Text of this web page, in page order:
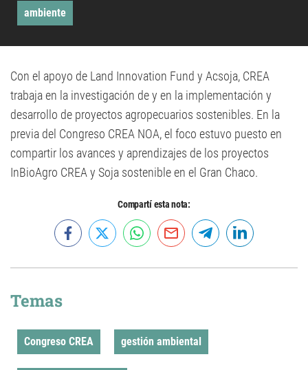
ambiente
Con el apoyo de Land Innovation Fund y Acsoja, CREA
trabaja en la investigación de y en la implementación y
desarrollo de proyectos agropecuarios sostenibles. En la
previa del Congreso CREA NOA, el foco estuvo puesto en
compartir los avances y aprendizajes de los proyectos
InBioAgro CREA y Soja sostenible en el Gran Chaco.
Compartí esta nota:
Temas
Congreso CREA gestión ambiental